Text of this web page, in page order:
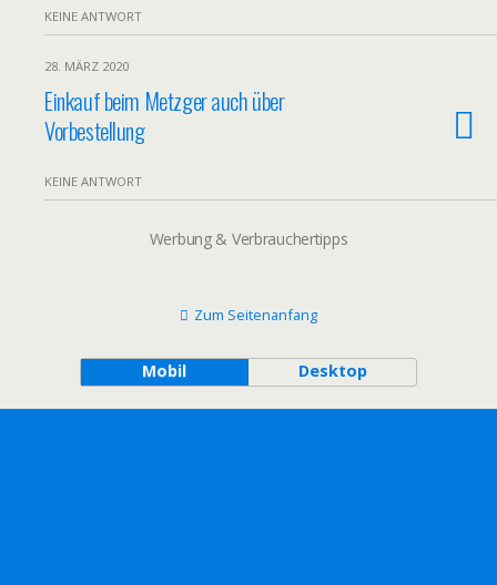
KEINE ANTWORT
28. MÄRZ 2020
Einkauf beim Metzger auch über
Vorbestellung
KEINE ANTWORT
Werbung & Verbrauchertipps
Zum Seitenanfang
Mobil Desktop